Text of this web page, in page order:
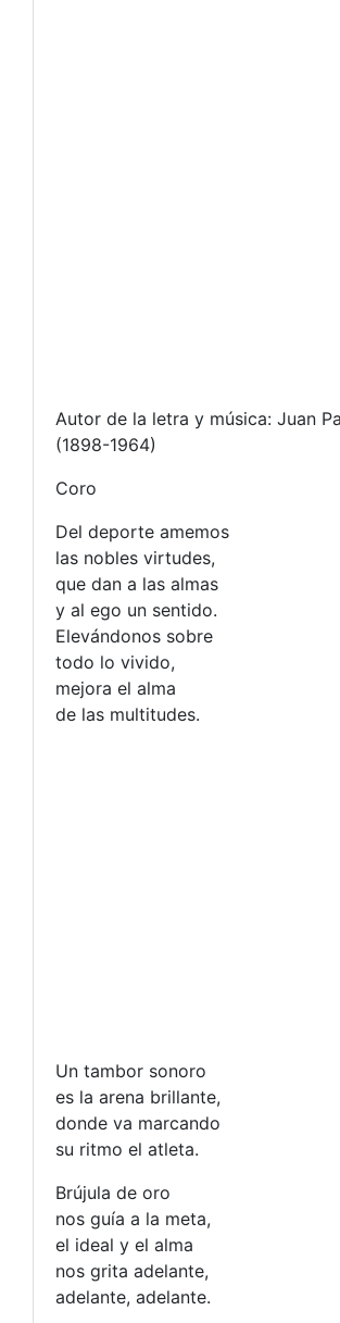
Autor de la letra y música: Juan
(1898-1964)
Coro
Del deporte amemos
las nobles virtudes,
que dan a las almas
y al ego un sentido.
Elevándonos sobre
todo lo vivido,
mejora el alma
de las multitudes.
Un tambor sonoro
es la arena brillante,
donde va marcando
su ritmo el atleta.
Brújula de oro
nos guía a la meta,
el ideal y el alma
nos grita adelante,
adelante, adelante.